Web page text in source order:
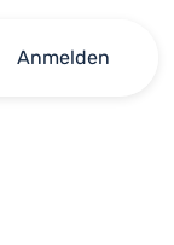
Anmelden